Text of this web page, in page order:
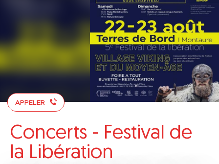
APPELER
Concerts - Festival de
la Libération